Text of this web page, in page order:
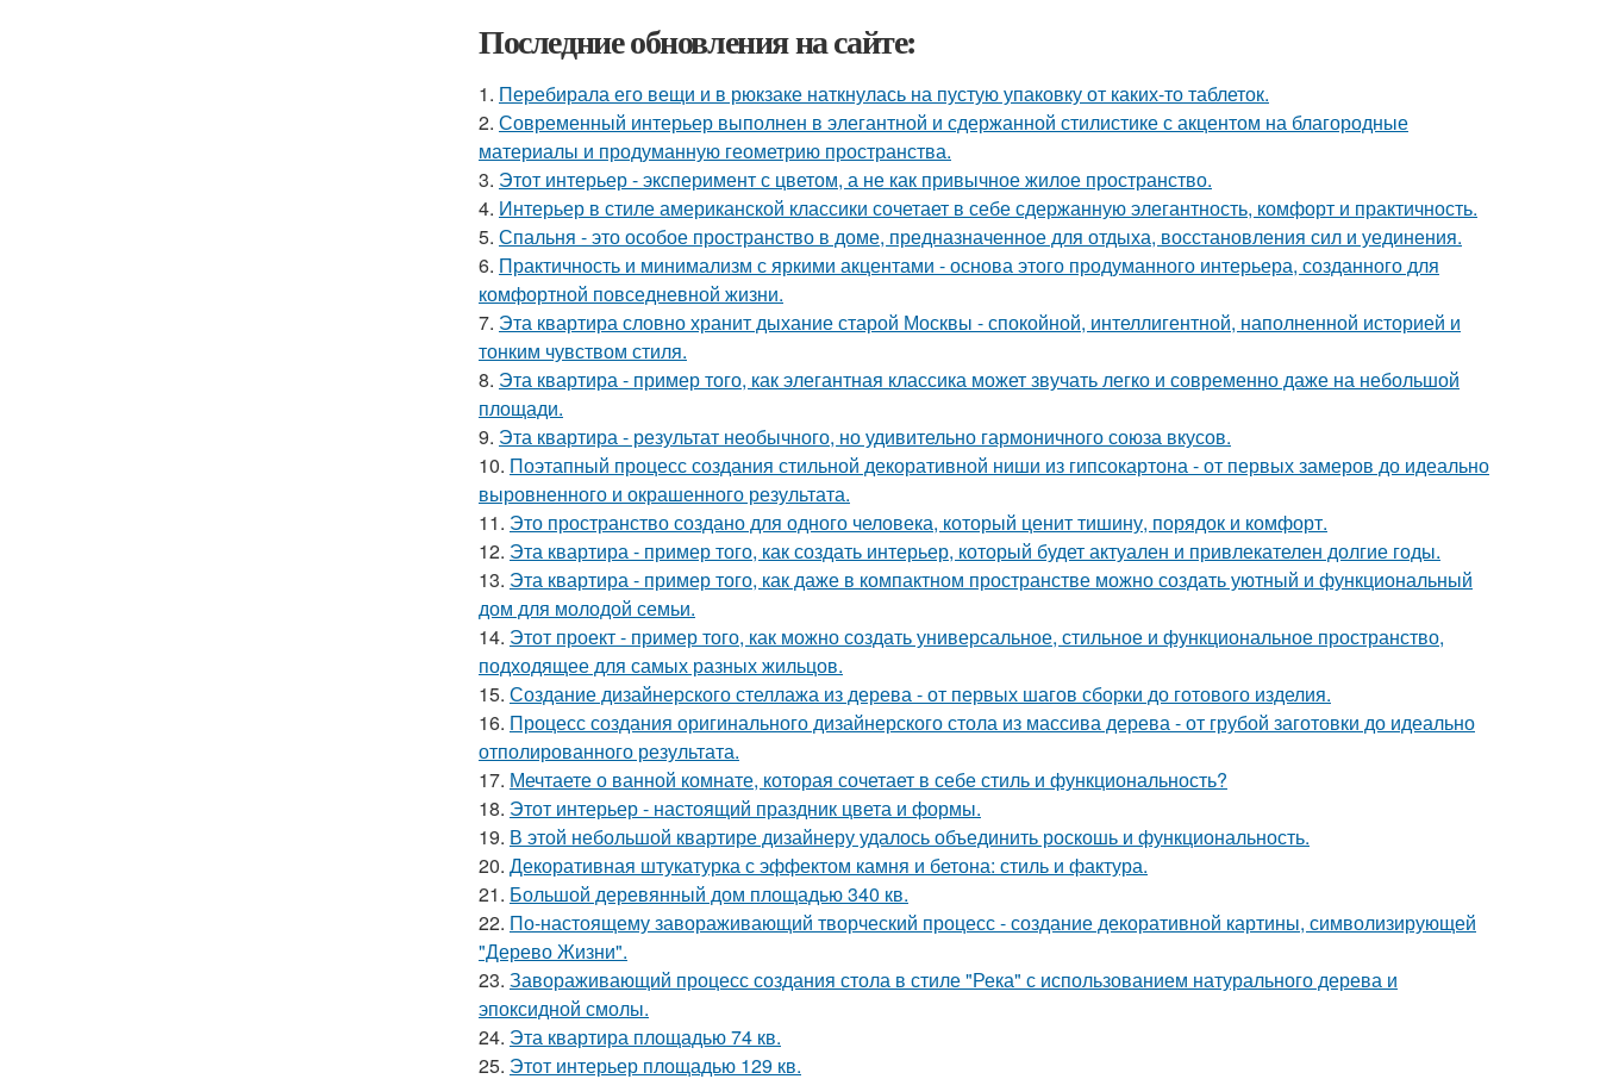
Последние обновления на сайте:
1. Перебирала его вещи и в рюкзаке наткнулась на пустую упаковку от каких-то таблеток.
2. Современный интерьер выполнен в элегантной и сдержанной стилистике с акцентом на благородные
материалы и продуманную геометрию пространства.
3. Этот интерьер - эксперимент с цветом, а не как привычное жилое пространство.
4. Интерьер в стиле американской классики сочетает в себе сдержанную элегантность, комфорт и практичность.
5. Спальня - это особое пространство в доме, предназначенное для отдыха, восстановления сил и уединения.
6. Практичность и минимализм с яркими акцентами - основа этого продуманного интерьера, созданного для
комфортной повседневной жизни.
7. Эта квартира словно хранит дыхание старой Москвы - спокойной, интеллигентной, наполненной историей и
тонким чувством стиля.
8. Эта квартира - пример того, как элегантная классика может звучать легко и современно даже на небольшой
площади.
9. Эта квартира - результат необычного, но удивительно гармоничного союза вкусов.
10. Поэтапный процесс создания стильной декоративной ниши из гипсокартона - от первых замеров до идеально
выровненного и окрашенного результата.
11. Это пространство создано для одного человека, который ценит тишину, порядок и комфорт.
12. Эта квартира - пример того, как создать интерьер, который будет актуален и привлекателен долгие годы.
13. Эта квартира - пример того, как даже в компактном пространстве можно создать уютный и функциональный
дом для молодой семьи.
14. Этот проект - пример того, как можно создать универсальное, стильное и функциональное пространство,
подходящее для самых разных жильцов.
15. Создание дизайнерского стеллажа из дерева - от первых шагов сборки до готового изделия.
16. Процесс создания оригинального дизайнерского стола из массива дерева - от грубой заготовки до идеально
отполированного результата.
17. Мечтаете о ванной комнате, которая сочетает в себе стиль и функциональность?
18. Этот интерьер - настоящий праздник цвета и формы.
19. В этой небольшой квартире дизайнеру удалось объединить роскошь и функциональность.
20. Декоративная штукатурка с эффектом камня и бетона: стиль и фактура.
21. Большой деревянный дом площадью 340 кв.
22. По-настоящему завораживающий творческий процесс - создание декоративной картины, символизирующей
"Дерево Жизни".
23. Завораживающий процесс создания стола в стиле "Река" с использованием натурального дерева и
эпоксидной смолы.
24. Эта квартира площадью 74 кв.
25. Этот интерьер площадью 129 кв.